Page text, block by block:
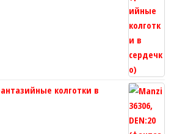
колготки в